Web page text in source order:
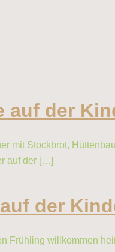
auf der
mit Stockbrot,
auf der […]
der
Frühling willkommen